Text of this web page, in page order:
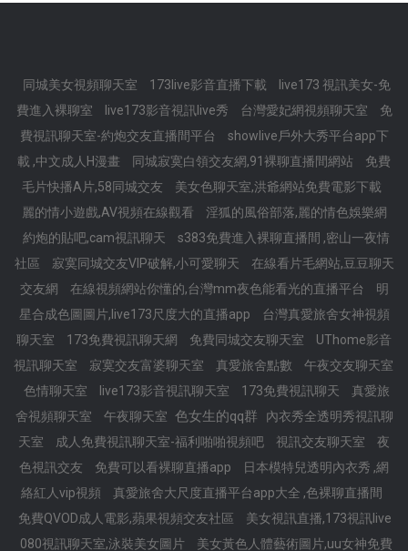
同城美女視頻聊天室 173live影音直播下載
live173 視訊美女-免
費進入裸聊室
live173影音視訊live秀 台灣愛妃網視頻聊天室
免
費視訊聊天室-約炮交友直播間平台
showlive戶外大秀平台app下
載 ,中文成人H漫畫
同城寂寞白領交友網,91裸聊直播間網站
免費
毛片快播A片,58同城交友
美女色聊天室,洪爺網站免費電影下載
麗的情小遊戲,AV視頻在線觀看
淫狐的風俗部落,麗的情色娛樂網
約炮的貼吧,cam視訊聊天
s383免費進入裸聊直播間 ,密山一夜情
社區
寂寞同城交友VIP破解,小可愛聊天
在線看片毛網站,豆豆聊天
交友網
在線視頻網站你懂的,台灣mm夜色能看光的直播平台
明
星合成色圖圖片,live173尺度大的直播app
台灣真愛旅舍女神視頻
聊天室
173免費視訊聊天網 免費同城交友聊天室
UThome影音
視訊聊天室
寂寞交友富婆聊天室 真愛旅舍點數
午夜交友聊天室
色情聊天室
live173影音視訊聊天室 173免費視訊聊天
真愛旅
舍視頻聊天室
午夜聊天室 色女生的qq群
內衣秀全透明秀視訊聊
天室
成人免費視訊聊天室-福利啪啪視頻吧 視訊交友聊天室
夜
色視訊交友
免費可以看裸聊直播app
日本模特兒透明內衣秀 ,網
絡紅人vip視頻
真愛旅舍大尺度直播平台app大全 ,色裸聊直播間
免費QVOD成人電影,蘋果視頻交友社區
美女視訊直播,173視訊live
080視訊聊天室,泳裝美女圖片
美女黃色人體藝術圖片,uu女神免費